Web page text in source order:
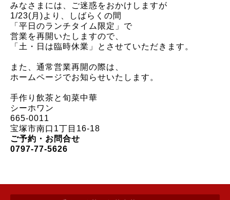
みなさまには、ご迷惑をおかけしますが
1/23(月)より、しばらくの間
「平日のランチタイム限定」で
営業を再開いたしますので、
「土・日は臨時休業」とさせていただきます。
また、通常営業再開の際は、
ホームページでお知らせいたします。
手作り飲茶と旬菜中華
シーホワン
665-0011
宝塚市南口1丁目16-18
ご予約・お問合せ
0797-77-5626